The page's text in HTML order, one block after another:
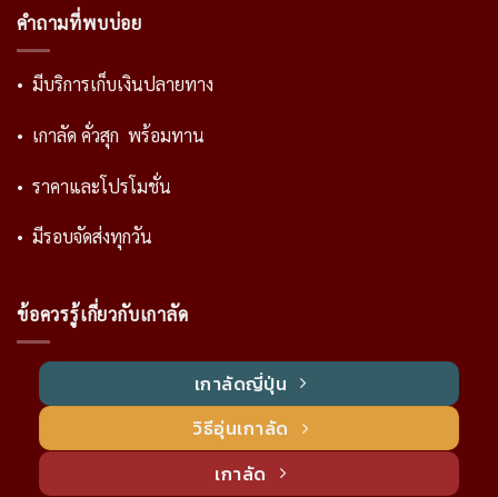
คำถามที่พบบ่อย
• มีบริการเก็บเงินปลายทาง
• เกาลัด คั่วสุก พร้อมทาน
• ราคาและโปรโมชั่น
• มีรอบจัดส่งทุกวัน
ข้อควรรู้เกี่ยวกับเกาลัด
เกาลัดญี่ปุ่น
วิธีอุ่นเกาลัด
เกาลัด